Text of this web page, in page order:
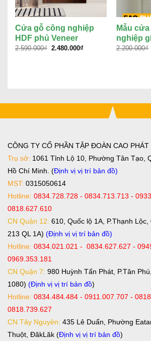
Cửa gỗ công nghiệp
HDF phủ Veneer
2.590.000₫ Giá
2.480.000₫Giá
Mẫu
nghiệp
2.200.000₫
CÔNG TY CỔ PHẦN TẬP ĐOÀN CAO PHÁT
Trụ sở: 1061 Tỉnh Lộ 10, Phường Tân Tạo,
Hồ Chí Minh. (Định vị vị trí bản đồ)
MST: 0315050614
Hotline: 0834.728.728 - 0834.713.713 -
0818.627.610
CN Quận 12: 610, Quốc lộ 1A, P.Thạnh
213 QL 1A) (Định vị vị trí bản đồ)
Hotline: 0834.021.021 - 0834.627.627 -
0969.353.181
CN Quận 7: 980 Huỳnh Tấn Phát, P.Tân
1080) (Định vị vị trí bản đồ)
Hotline: 0834.484.484 - 0911.007.707 -
0818.739.627
CN Tây Nguyên: 435 Lê Duẩn, Phường
Thuột, ĐăkLăk (Định vị vị trí bản đồ)